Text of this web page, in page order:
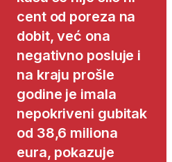
cent od poreza na
dobit, već ona
negativno posluje i
na kraju prošle
godine je imala
nepokriveni gubitak
od 38,6 miliona
eura, pokazuje